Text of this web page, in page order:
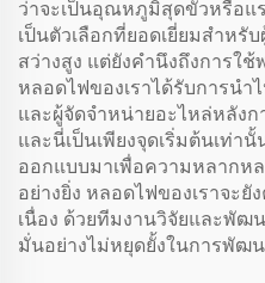
ว่าจะเป็นอุณหภูมิสุดขั้วหรือแ
เป็นตัวเลือกที่ยอดเยี่ยมสำห
สว่างสูง แต่ยังคำนึงถึงการใ
หลอดไฟของเราได้รับการนำ
และผู้จัดจำหน่ายอะไหล่หลังก
และนี่เป็นเพียงจุดเริ่มต้นเท่า
ออกแบบมาเพื่อความหลากห
อย่างยิ่ง หลอดไฟของเราจะ
เนื่อง ด้วยทีมงานวิจัยและพัฒ
มั่นอย่างไม่หยุดยั้งในการพัฒ